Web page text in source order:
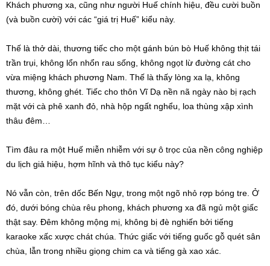
Khách phương xa, cũng như người Huế chính hiệu, đều cười buồn
(và buồn cười) với các “giá trị Huế” kiểu này.
Thế là thở dài, thương tiếc cho một gánh bún bò Huế không thịt tái
trần trụi, không lổn nhổn rau sống, không ngọt lừ đường cát cho
vừa miệng khách phương Nam. Thế là thấy lòng xa lạ, không
thương, không ghét. Tiếc cho thôn Vĩ Dạ nền nã ngày nào bị rạch
mặt với cà phê xanh đỏ, nhà hộp ngất nghểu, loa thùng xập xình
thâu đêm…
Tìm đâu ra một Huế miễn nhiễm với sự ô trọc của nền công nghiệp
du lịch giả hiệu, hợm hĩnh và thô tục kiểu này?
Nó vẫn còn, trên dốc Bến Ngự, trong một ngõ nhỏ rợp bóng tre. Ở
đó, dưới bóng chùa rêu phong, khách phương xa đã ngủ một giấc
thật say. Đêm không mộng mị, không bị đè nghiến bởi tiếng
karaoke xấc xược chát chúa. Thức giấc với tiếng guốc gỗ quét sân
chùa, lẫn trong nhiều giọng chim ca và tiếng gà xao xác.